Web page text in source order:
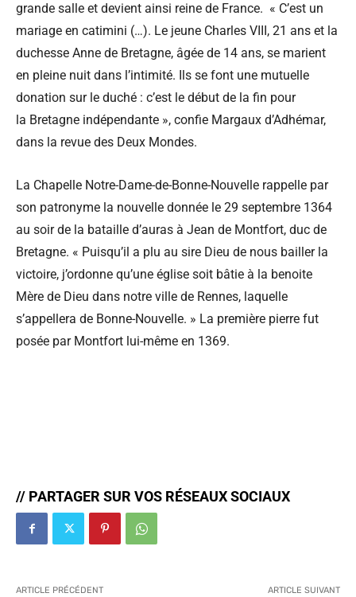
grande salle et devient ainsi reine de France. « C’est un
mariage en catimini (…). Le jeune Charles VIII, 21 ans et la
duchesse Anne de Bretagne, âgée de 14 ans, se marient
en pleine nuit dans l’intimité. Ils se font une mutuelle
donation sur le duché : c’est le début de la fin pour
la Bretagne indépendante », confie Margaux d’Adhémar,
dans la revue des Deux Mondes.
La Chapelle Notre-Dame-de-Bonne-Nouvelle rappelle par
son patronyme la nouvelle donnée le 29 septembre 1364
au soir de la bataille d’auras à Jean de Montfort, duc de
Bretagne. « Puisqu’il a plu au sire Dieu de nous bailler la
victoire, j’ordonne qu’une église soit bâtie à la benoite
Mère de Dieu dans notre ville de Rennes, laquelle
s’appellera de Bonne-Nouvelle. » La première pierre fut
posée par Montfort lui-même en 1369.
// PARTAGER SUR VOS RÉSEAUX SOCIAUX
ARTICLE PRÉCÉDENT ARTICLE SUIVANT